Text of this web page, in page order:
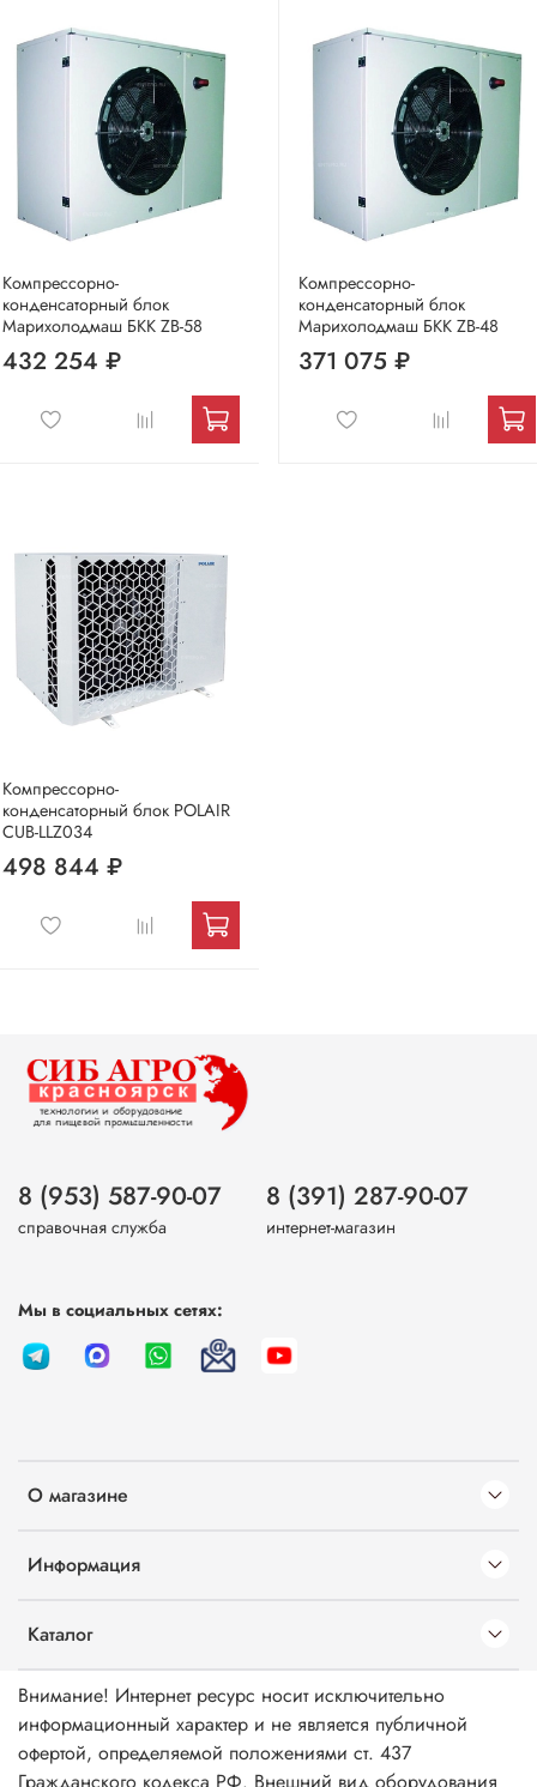
Компрессорно-
конденсаторный блок
Марихолодмаш БКК ZB-58
432 254 ₽
Компрессорно-
конденсаторный блок
Марихолодмаш БКК ZB-48
371 075 ₽
Компрессорно-
конденсаторный блок POLAIR
CUB-LLZ034
498 844 ₽
О магазине
Информация
Каталог
8 (953) 587-90-07
справочная служба
8 (391) 287-90-07
интернет-магазин
Мы в социальных сетях:
Внимание! Интернет ресурс носит исключительно
информационный характер и не является публичной
офертой, определяемой положениями ст. 437